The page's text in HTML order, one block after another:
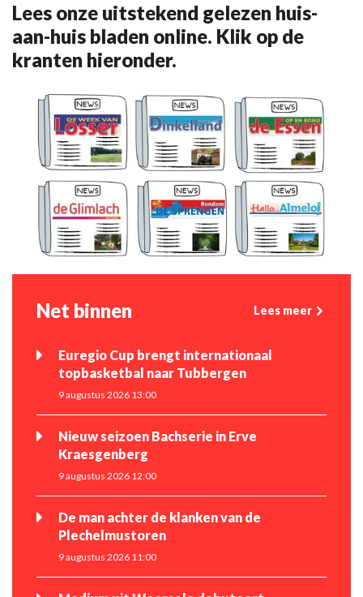
Lees onze uitstekend gelezen huis-
aan-huis bladen online. Klik op de
kranten hieronder.
Net binnen Lees meer
Euregio Cup brengt internationaal
topbasketbal naar Tubbergen
9 augustus 2026 13:00
Nieuw seizoen Bachserie in Erve
Kraesgenberg
9 augustus 2026 12:00
De man achter de klanken van de
Plechelmustoren
9 augustus 2026 11:00